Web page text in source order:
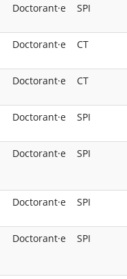
Doctorant·e SPI
Doctorant·e CT
Doctorant·e CT
Doctorant·e SPI
Doctorant·e SPI
Doctorant·e SPI
Doctorant·e SPI